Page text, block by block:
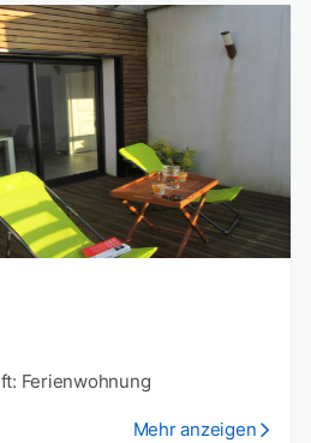
Ferienwohnung
Mehr anzeigen